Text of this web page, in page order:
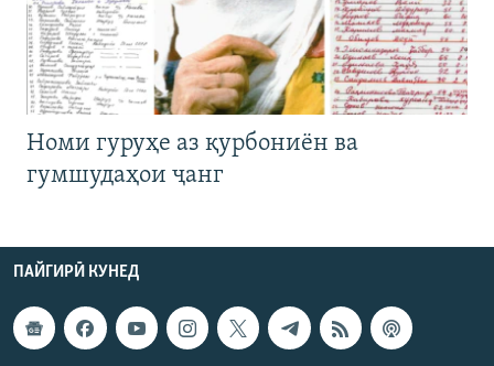
Номи гуруҳе аз қурбониён ва
гумшудаҳои ҷанг
ПАЙГИРӢ КУНЕД